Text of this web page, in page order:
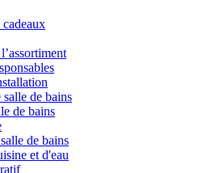
salle de bains
de bains
de bains
et d'eau